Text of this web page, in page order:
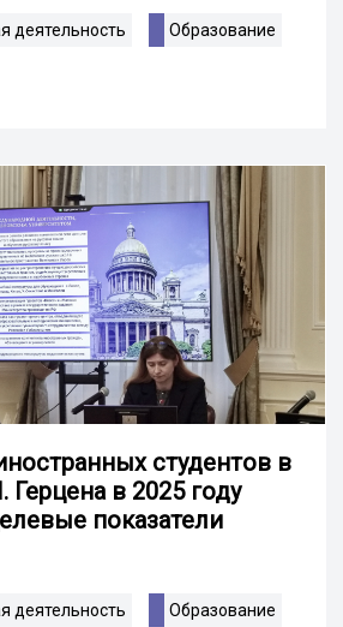
деятельность Образование
студентов в
в 2025 году
показатели
деятельность Образование